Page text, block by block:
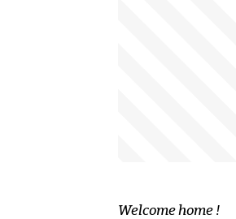
Welcome home !